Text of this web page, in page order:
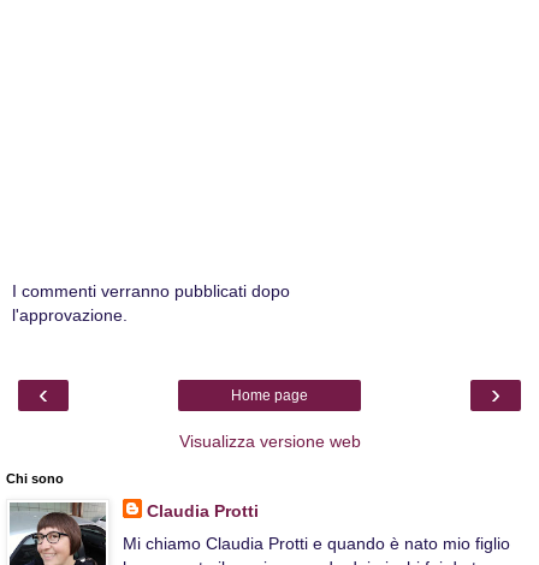
I commenti verranno pubblicati dopo
l'approvazione.
‹ ›
Home page
Visualizza versione web
Chi sono
Claudia Protti
Mi chiamo Claudia Protti e quando è nato mio figlio